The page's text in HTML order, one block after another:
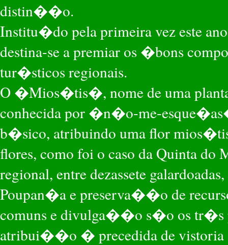
distin��o.
Institu�do pela primeira vez este
destina-se a premiar os �bons
tur�sticos regionais.
O �Mios�tis�, nome de uma
conhecida por �n�o-me-
b�sico, atribuindo uma flor
flores, como foi o caso da Quinta
regional, entre dezassete
Poupan�a e preserva��o de
comuns e divulga��o s�o os tr�s
atribui��o � precedida de vistoria